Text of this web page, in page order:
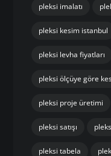
pleksi imalatı
pleksi kesim istanbul
pleksi levha fiyatları
pleksi ölçüye göre
pleksi proje üretimi
pleksi satışı
pleksi tabela